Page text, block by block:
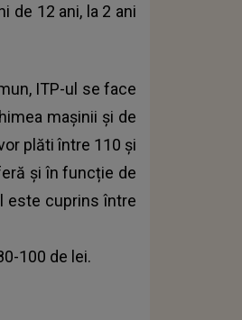
de 12 ani, la 2 ani
ITP-ul se face
mașinii și de
plăti între 110 și
și în funcție de
este cuprins între
100 de lei.